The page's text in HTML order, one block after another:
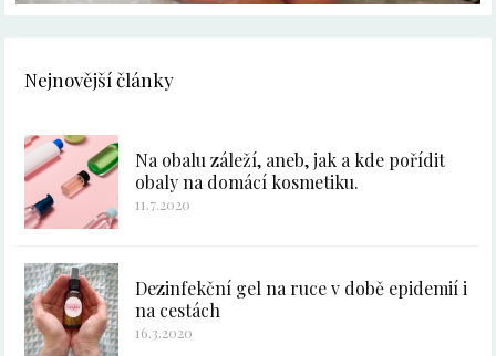
Nejnovější články
Na obalu záleží, aneb, jak a kde pořídit
obaly na domácí kosmetiku.
11.7.2020
Dezinfekční gel na ruce v době epidemií i
na cestách
16.3.2020